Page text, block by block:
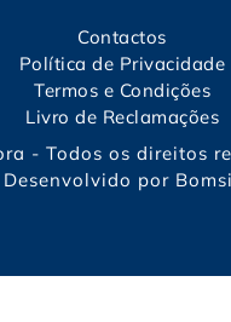
Contactos
Política de Privacidade
Termos e Condições
Livro de Reclamações
- Todos os direitos
Desenvolvido por